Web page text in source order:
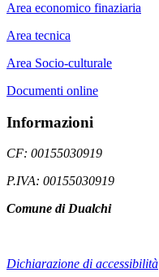
Area economico finaziaria
Area tecnica
Area Socio-culturale
Documenti online
Informazioni
CF: 00155030919
P.IVA: 00155030919
Comune di Dualchi
Dichiarazione di accessibilità